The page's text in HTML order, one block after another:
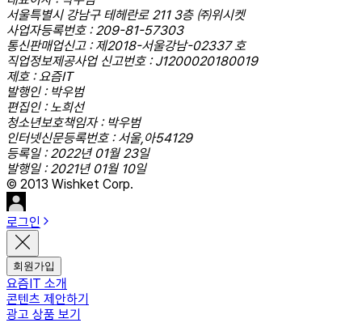
서울특별시 강남구 테헤란로 211 3층 ㈜위시켓
사업자등록번호 : 209-81-57303
통신판매업신고 : 제2018-서울강남-02337 호
직업정보제공사업 신고번호 : J1200020180019
제호 : 요즘IT
발행인 : 박우범
편집인 : 노희선
청소년보호책임자 : 박우범
인터넷신문등록번호 : 서울,아54129
등록일 : 2022년 01월 23일
발행일 : 2021년 01월 10일
© 2013 Wishket Corp.
로그인
회원가입
요즘IT 소개
콘텐츠 제안하기
광고 상품 보기